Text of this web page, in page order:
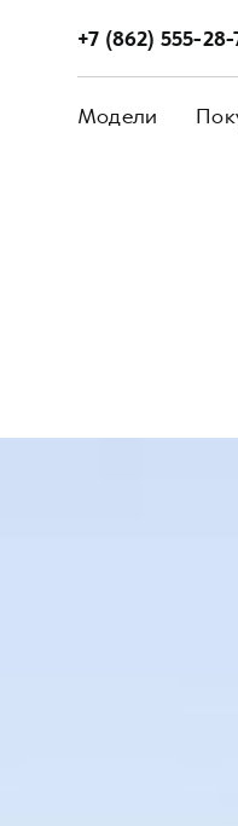
+7 (862) 555-28-
Модели